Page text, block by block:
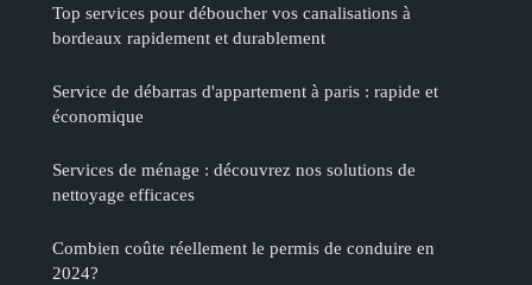
Top services pour déboucher vos canalisations à
bordeaux rapidement et durablement
Service de débarras d'appartement à paris : rapide et
économique
Services de ménage : découvrez nos solutions de
nettoyage efficaces
Combien coûte réellement le permis de conduire en
2024?